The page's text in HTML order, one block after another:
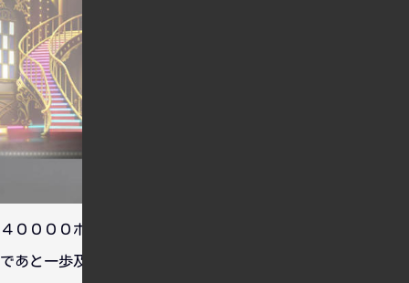
４００００ポイントを目標に頑張ったんですけど、時間の都合
であと一歩及びませんでした・・・。